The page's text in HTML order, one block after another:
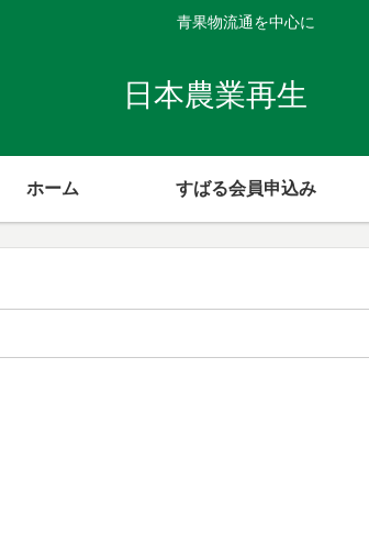
青果物流通を中心に
日本農業再生
ホーム すばる会員申込み